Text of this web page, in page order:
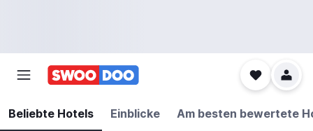
Beliebte Hotels Einblicke Am besten bewertete